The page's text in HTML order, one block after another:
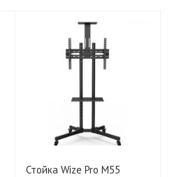
Стойка Wize Pro M55